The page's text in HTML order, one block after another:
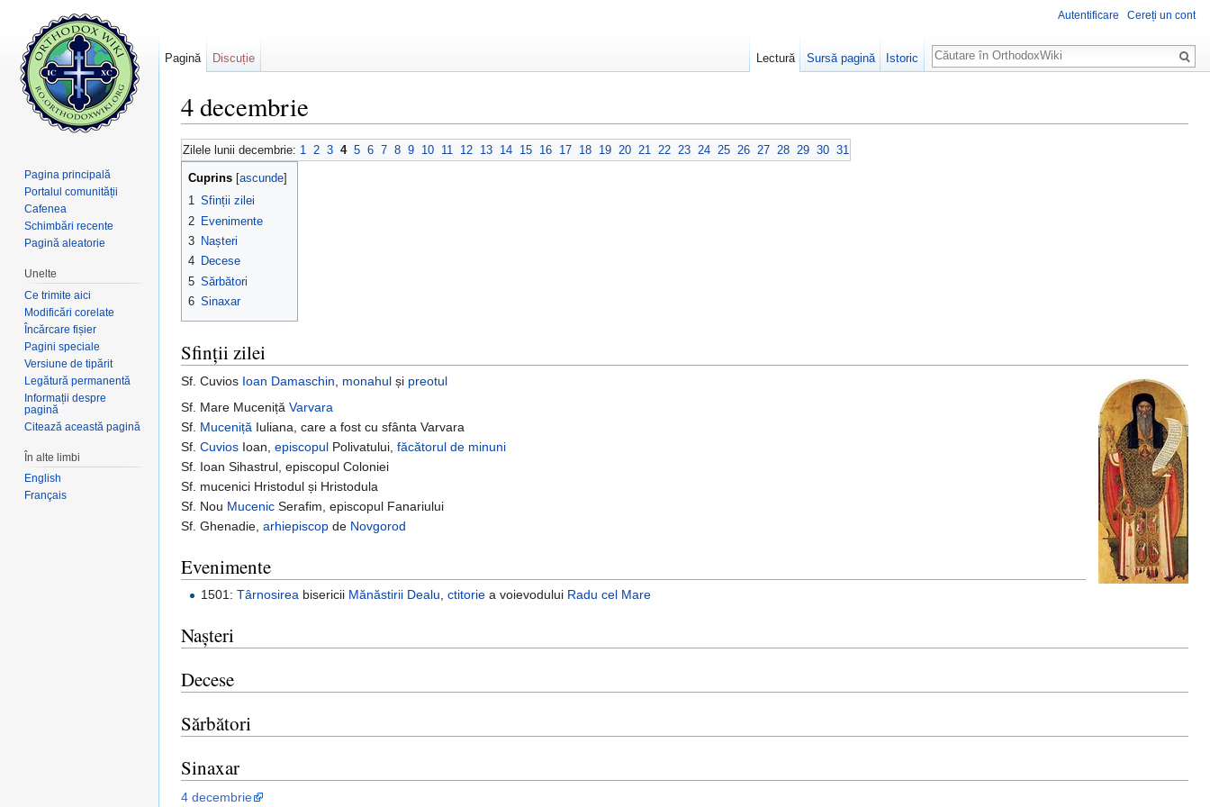
4 decembrie
Zilele lunii decembrie: 1 2 3 4 5 6 7 8 9 10 11 12 13 14 15 16 17 18 19 20 21 22 23 24 25 26 27 28 29 30 31
Cuprins ascunde
1 Sfinții zilei
2 Evenimente
3 Nașteri
4 Decese
5 Sărbători
6 Sinaxar
Sfinții zilei
Sf. Cuvios Ioan Damaschin monahul și preotul
Sf. Mare Muceniță Varvara
Sf. Muceniță Iuliana, care a fost cu sfânta Varvara
Sf. Cuvios Ioan, episcopul Polivatului, făcătorul de minuni
Sf. Ioan Sihastrul, episcopul Coloniei
Sf. mucenici Hristodul și Hristodula
Sf. Nou Mucenic Serafim, episcopul Fanariului
Sf. Ghenadie, arhiepiscop de Novgorod
Evenimente
1501:Târnosirea bisericii Mănăstirii Dealu ,ctitorie a voievodului Radu cel Mare
Nașteri
Decese
Sărbători
Sinaxar
4 decembrie
Autentificare Cereți un cont
Pagină Discuție Lectură Sursă pagină Istoric
Căutare
Pagina principală
Portalul comunității
Cafenea
Schimbări recente
Pagină aleatorie
Unelte
Ce trimite aici
Modificări corelate
Încărcare fișier
Pagini speciale
Versiune de tipărit
Legătură permanentă
Informații despre
pagină
Citează această pagină
În alte limbi
English
Français